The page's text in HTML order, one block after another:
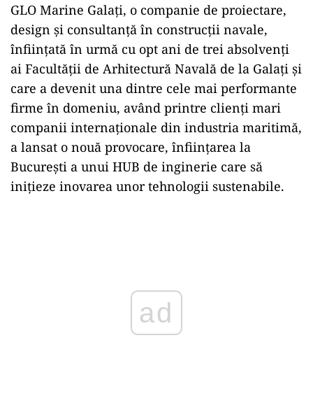
GLO Marine Galați, o companie de proiectare,
design și consultanță în construcții navale,
înființată în urmă cu opt ani de trei absolvenți
ai Facultății de Arhitectură Navală de la Galați și
care a devenit una dintre cele mai performante
firme în domeniu, având printre clienți mari
companii internaționale din industria maritimă,
a lansat o nouă provocare, înființarea la
București a unui HUB de inginerie care să
inițieze inovarea unor tehnologii sustenabile.